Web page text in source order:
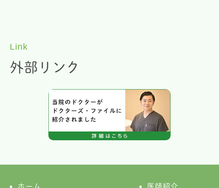
Link
外部リンク
ホーム 医師紹介